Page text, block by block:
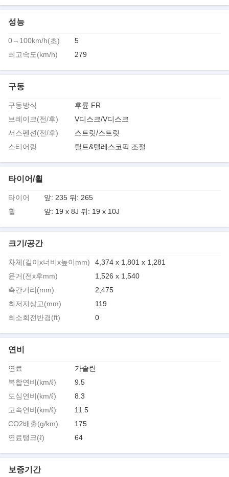
성능
0→100km/h(초)
5
최고속도(km/h)
279
구동
구동방식
후륜 FR
브레이크(전/후)
V디스크/V디스크
서스펜션(전/후)
스트릿/스트릿
스티어링
틸트&텔레스코픽 조절
타이어/휠
타이어
앞: 235 뒤: 265
휠
앞: 19 x 8J 뒤: 19 x 10J
크기/공간
차체(길이x너비x높이mm)
4,374 x 1,801 x 1,281
윤거(전x후mm)
1,526 x 1,540
측간거리(mm)
2,475
최저지상고(mm)
119
최소회전반경(ft)
0
연비
연료
가솔린
복합연비(km/ℓ)
9.5
도심연비(km/ℓ)
8.3
고속연비(km/ℓ)
11.5
CO2배출(g/km)
175
연료탱크(ℓ)
64
보증기간